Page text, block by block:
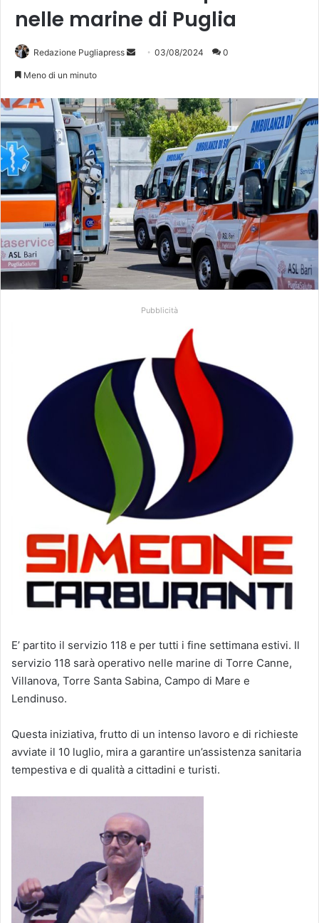
nelle marine di Puglia
Redazione Pugliapress
Invia 03/08/2024 0
Meno di un minuto
Pubblicità
E’ partito il servizio 118 e per tutti i fine settimana estivi. Il
servizio 118 sarà operativo nelle marine di Torre Canne,
Villanova, Torre Santa Sabina, Campo di Mare e
Lendinuso.
Questa iniziativa, frutto di un intenso lavoro e di richieste
avviate il 10 luglio, mira a garantire un’assistenza sanitaria
tempestiva e di qualità a cittadini e turisti.